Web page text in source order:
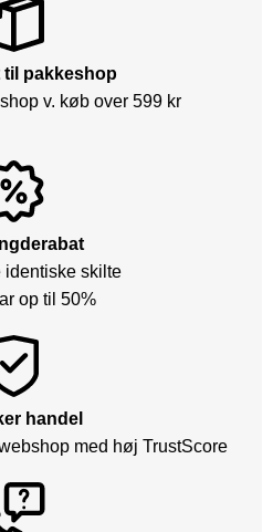
til pakkeshop
v. køb over 599 kr
identiske skilte
op til 50%
handel
med høj TrustScore